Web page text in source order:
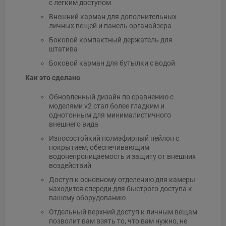
с легким доступом
Внешний карман для дополнительных
личных вещей и панель органайзера
Боковой компактный держатель для
штатива
Боковой карман для бутылки с водой
Как это сделано
Обновленный дизайн по сравнению с
моделями v2 стал более гладким и
однотонным для минималистичного
внешнего вида
Износостойкий полиэфирный нейлон с
покрытием, обеспечивающим
водонепроницаемость и защиту от внешних
воздействий
Доступ к основному отделению для камеры
находится спереди для быстрого доступа к
вашему оборудованию
Отдельный верхний доступ к личным вещам
позволит вам взять то, что вам нужно, не